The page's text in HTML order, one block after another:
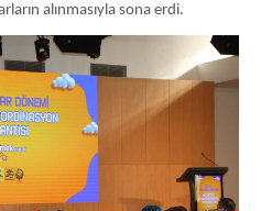
alınmasıyla sona erdi.